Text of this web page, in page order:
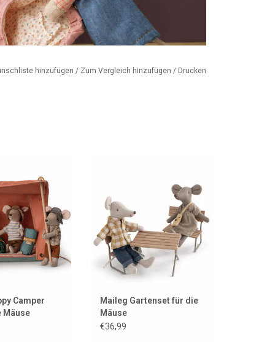
hinzufügen / Zum Vergleich hinzufügen / Drucken
HINZUFÜGEN
Camper
Mäuse
Maileg Gartenset für die
Mäuse
€36,99